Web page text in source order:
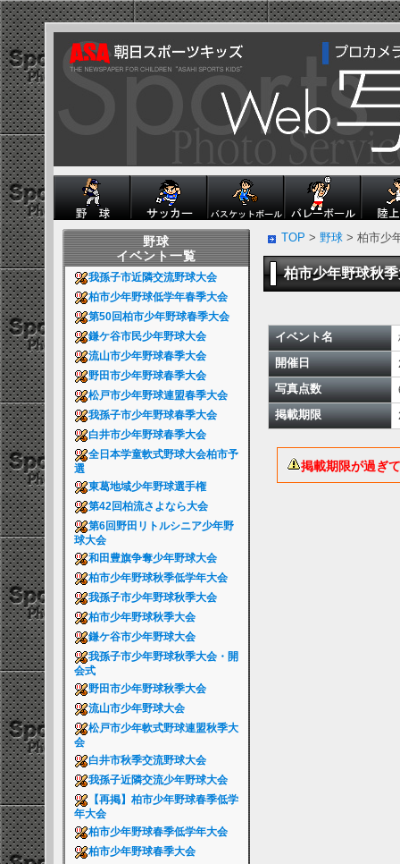
野球
イベント一覧
我孫子市近隣交流野球大会
柏市少年野球低学年春季大会
第50回柏市少年野球春季大会
鎌ケ谷市民少年野球大会
流山市少年野球春季大会
野田市少年野球春季大会
松戸市少年野球連盟春季大会
我孫子市少年野球春季大会
白井市少年野球春季大会
全日本学童軟式野球大会柏市予
選
東葛地域少年野球選手権
第42回柏流さよなら大会
第6回野田リトルシニア少年野
球大会
和田豊旗争奪少年野球大会
柏市少年野球秋季低学年大会
我孫子市少年野球秋季大会
柏市少年野球秋季大会
鎌ケ谷市少年野球大会
我孫子市少年野球秋季大会・開
会式
野田市少年野球秋季大会
流山市少年野球大会
松戸市少年軟式野球連盟秋季大
会
白井市秋季交流野球大会
我孫子近隣交流少年野球大会
【再掲】柏市少年野球春季低学
年大会
柏市少年野球春季低学年大会
柏市少年野球春季大会
TOP > 野球> 柏市少
柏市少年野球秋
イベント名
開催日
写真点数
掲載期限
掲載期限が過ぎ